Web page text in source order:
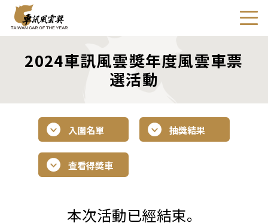
2024車訊風雲獎年度風雲車票
選活動
入圍名單 抽獎結果
查看得獎車
本次活動已經結束。